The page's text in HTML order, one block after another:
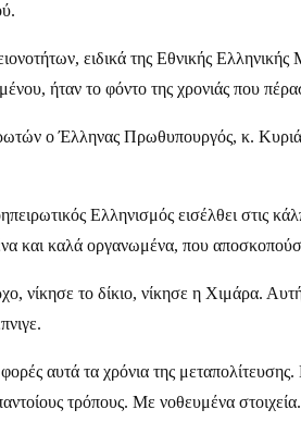
ειδικά της Εθνικής
ήταν το φόντο της χρονιάς που
ο Έλληνας Πρωθυπουργός, κ.
Ελληνισμός εισέλθει στις
και καλά οργανωμένα, που
νίκησε το δίκιο, νίκησε η Χιμάρα.
αυτά τα χρόνια της
τρόπους. Με νοθευμένα